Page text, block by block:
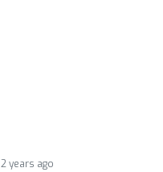
2 years ago